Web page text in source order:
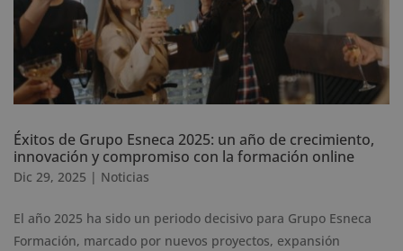
Éxitos de Grupo Esneca 2025: un año de crecimiento,
innovación y compromiso con la formación online
Dic 29, 2025 | Noticias
El año 2025 ha sido un periodo decisivo para Grupo Esneca
Formación, marcado por nuevos proyectos, expansión